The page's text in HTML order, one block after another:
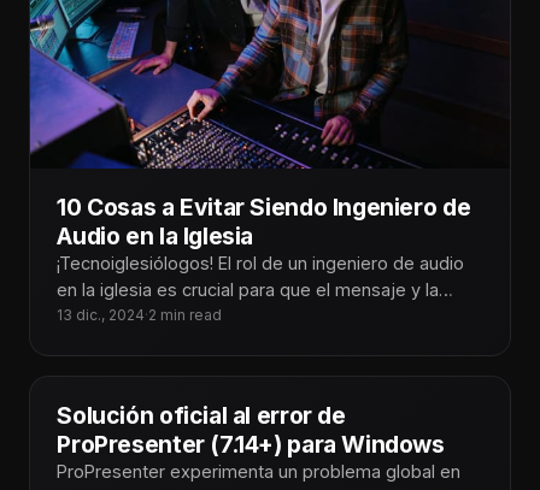
10 Cosas a Evitar Siendo Ingeniero de
Audio en la Iglesia
¡Tecnoiglesiólogos! El rol de un ingeniero de audio
en la iglesia es crucial para que el mensaje y la
adoración
13 dic., 2024·2 min read
Solución oficial al error de
ProPresenter (7.14+) para Windows
ProPresenter experimenta un problema global en